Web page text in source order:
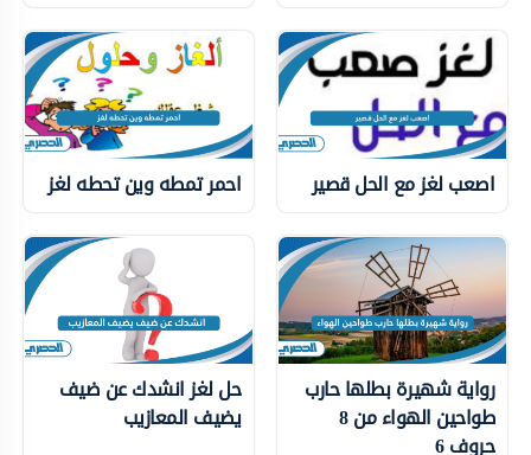
اصعب لغز مع الحل قصير احمر تمطه وين تحطه لغز
رواية شهيرة بطلها حارب
طواحين الهواء من 8
حروف 6
حل لغز انشدك عن ضيف
يضيف المعازيب